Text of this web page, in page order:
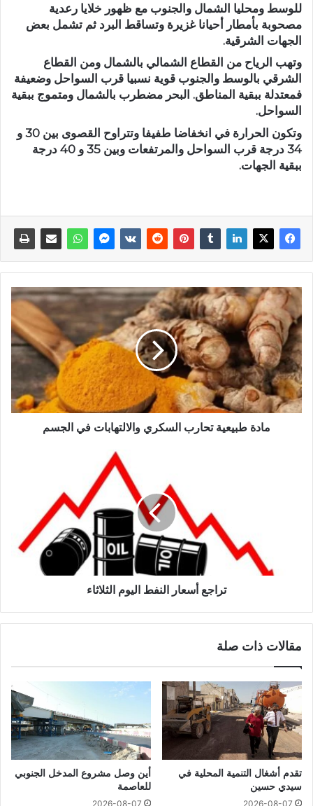
للوسط ومحليا الشمال والجنوب مع ظهور خلايا رعدية
مصحوبة بأمطار أحيانا غزيرة وتساقط البرد ثم تشمل بعض
الجهات الشرقية.
وتهب الرياح من القطاع الشمالي بالشمال ومن القطاع
الشرقي بالوسط والجنوب قوية نسبيا قرب السواحل وضعيفة
فمعتدلة ببقية المناطق. البحر مضطرب بالشمال ومتموج ببقية
السواحل.
وتكون الحرارة في انخفاضا طفيفا وتتراوح القصوى بين 30 و
34 درجة قرب السواحل والمرتفعات وبين 35 و 40 درجة
ببقية الجهات.
مادة طبيعية تحارب السكري والالتهابات في الجسم
تراجع أسعار النفط اليوم الثلاثاء
مقالات ذات صلة
تقدم أشغال التنمية المحلية في
سيدي حسين
2026-08-07
أين وصل مشروع المدخل الجنوبي
للعاصمة
2026-08-07